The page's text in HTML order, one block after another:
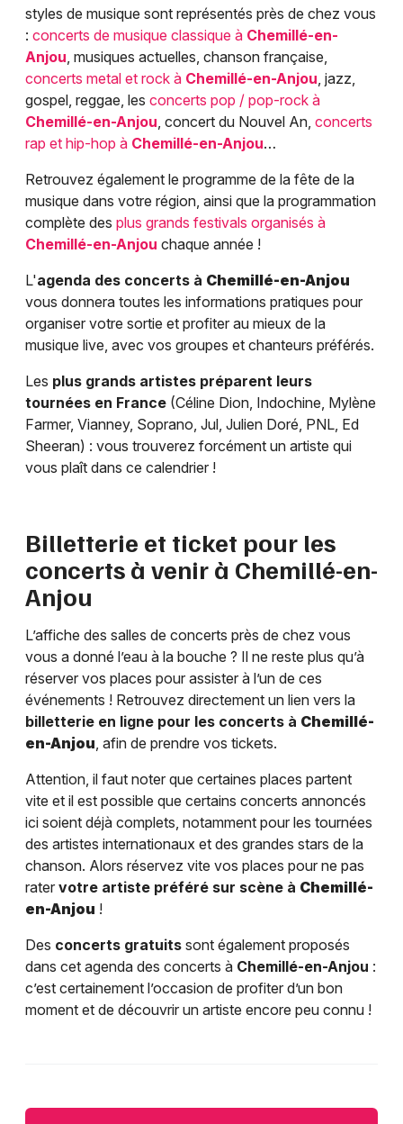
styles de musique sont représentés près de chez vous
: concerts de musique classique à Chemillé-en-
Anjou, musiques actuelles, chanson française,
concerts metal et rock à Chemillé-en-Anjou, jazz,
gospel, reggae, les concerts pop / pop-rock à
Chemillé-en-Anjou, concert du Nouvel An, concerts
rap et hip-hop à Chemillé-en-Anjou…
Retrouvez également le programme de la fête de la
musique dans votre région, ainsi que la programmation
complète des plus grands festivals organisés à
Chemillé-en-Anjou chaque année !
L'agenda des concerts à Chemillé-en-Anjou
vous donnera toutes les informations pratiques pour
organiser votre sortie et profiter au mieux de la
musique live, avec vos groupes et chanteurs préférés.
Les plus grands artistes préparent leurs
tournées en France (Céline Dion, Indochine, Mylène
Farmer, Vianney, Soprano, Jul, Julien Doré, PNL, Ed
Sheeran) : vous trouverez forcément un artiste qui
vous plaît dans ce calendrier !
Billetterie et ticket pour les
concerts à venir à Chemillé-en-
Anjou
L’affiche des salles de concerts près de chez vous
vous a donné l’eau à la bouche ? Il ne reste plus qu’à
réserver vos places pour assister à l’un de ces
événements ! Retrouvez directement un lien vers la
billetterie en ligne pour les concerts à Chemillé-
en-Anjou, afin de prendre vos tickets.
Attention, il faut noter que certaines places partent
vite et il est possible que certains concerts annoncés
ici soient déjà complets, notamment pour les tournées
des artistes internationaux et des grandes stars de la
chanson. Alors réservez vite vos places pour ne pas
rater votre artiste préféré sur scène à Chemillé-
en-Anjou !
Des concerts gratuits sont également proposés
dans cet agenda des concerts à Chemillé-en-Anjou :
c’est certainement l’occasion de profiter d’un bon
moment et de découvrir un artiste encore peu connu !